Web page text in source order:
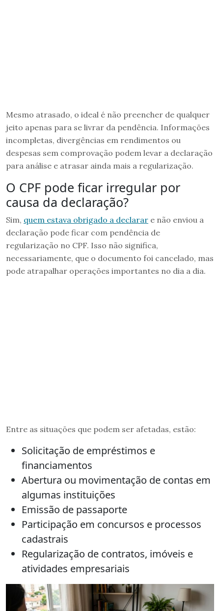
Mesmo atrasado, o ideal é não preencher de qualquer
jeito apenas para se livrar da pendência. Informações
incompletas, divergências em rendimentos ou
despesas sem comprovação podem levar a declaração
para análise e atrasar ainda mais a regularização.
O CPF pode ficar irregular por
causa da declaração?
Sim, quem estava obrigado a declarar e não enviou a
declaração pode ficar com pendência de
regularização no CPF. Isso não significa,
necessariamente, que o documento foi cancelado, mas
pode atrapalhar operações importantes no dia a dia.
Entre as situações que podem ser afetadas, estão:
Solicitação de empréstimos e
financiamentos
Abertura ou movimentação de contas em
algumas instituições
Emissão de passaporte
Participação em concursos e processos
cadastrais
Regularização de contratos, imóveis e
atividades empresariais